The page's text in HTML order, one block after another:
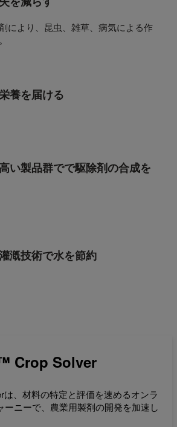
により、昆虫、雑草、病気による作
養を届ける
い製品群でで駆除剤の合成を
漑技術で水を節約
Crop Solver
、材料の特定と評価を速めるオンラ
ーニーで、農業用製剤の開発を加速し